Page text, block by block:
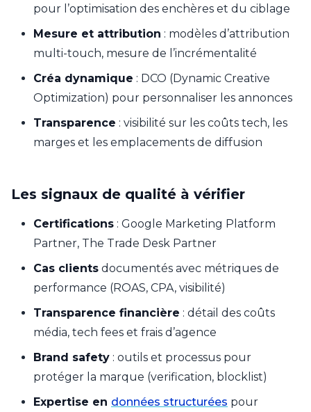
pour l’optimisation des enchères et du ciblage
Mesure et attribution : modèles d’attribution
multi-touch, mesure de l’incrémentalité
Créa dynamique : DCO (Dynamic Creative
Optimization) pour personnaliser les annonces
Transparence : visibilité sur les coûts tech, les
marges et les emplacements de diffusion
Les signaux de qualité à vérifier
Certifications : Google Marketing Platform
Partner, The Trade Desk Partner
Cas clients documentés avec métriques de
performance (ROAS, CPA, visibilité)
Transparence financière : détail des coûts
média, tech fees et frais d’agence
Brand safety : outils et processus pour
protéger la marque (verification, blocklist)
Expertise en données structurées pour